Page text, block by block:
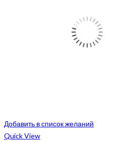
Добавить в список желаний
Quick View